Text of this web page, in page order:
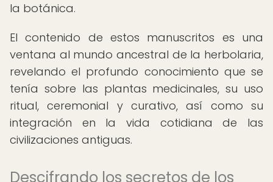
la botánica.
El contenido de estos manuscritos es una
ventana al mundo ancestral de la herbolaria,
revelando el profundo conocimiento que se
tenía sobre las plantas medicinales, su uso
ritual, ceremonial y curativo, así como su
integración en la vida cotidiana de las
civilizaciones antiguas.
Descifrando los secretos de los